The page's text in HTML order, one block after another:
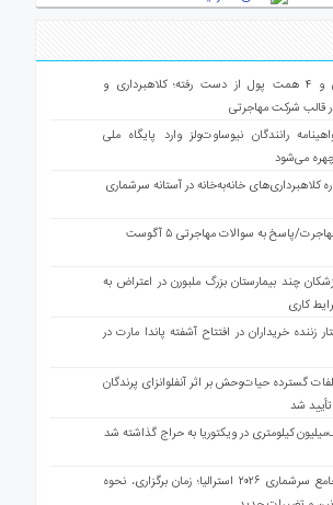
۳۰۰ شاکی و ۴ همت پول از دست رفته؛ کلاهبرداری و
قالب شرکت مهاجرتی
رانندگان نیوساوت‌ولز وارد پایگاه ملی
می‌شود
کلاهبرداری‌های خانه‌به‌خانه در آستانه سرشماری
پاسخ به سوالات مهاجرتی ۵ آگوست
چند بیمارستان بزرگ ملبورن در اعتراض به
کاری
زننده خریداران در افتتاح آشفته پاندا مارت در
گسترده حیات‌وحش بر اثر آنفلوانزای پرندگان
تأیید شد
کیلومتری در ویکتوریا به حراج گذاشته شد
راهنمای جامع سرشماری ۲۰۲۶ استرالیا؛ زمان برگزاری، نحوه